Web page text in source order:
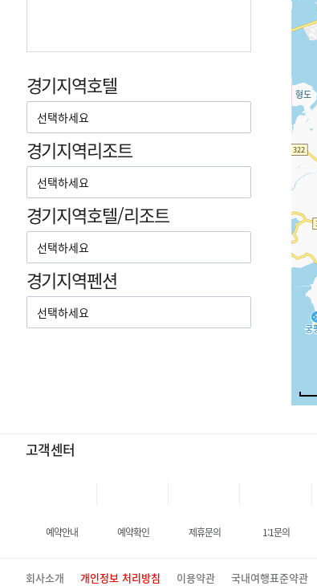
경기지역호텔
경기지역리조트
경기지역호텔/리조트
경기지역펜션
고객센터
예약안내 예약확인 제휴문의 1:1문의
회사소개 개인정보 처리방침 이용약관 국내여행표준약관